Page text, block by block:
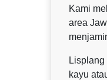
Kami
area
kayu